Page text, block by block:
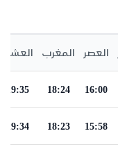
العصر المغرب العشاء
16:00
18:24
19:35
15:58
18:23
19:34